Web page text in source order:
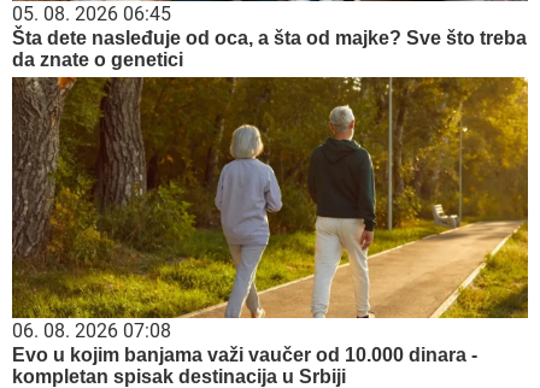
05. 08. 2026 06:45
Šta dete nasleđuje od oca, a šta od majke? Sve što treba
da znate o genetici
06. 08. 2026 07:08
Evo u kojim banjama važi vaučer od 10.000 dinara -
kompletan spisak destinacija u Srbiji